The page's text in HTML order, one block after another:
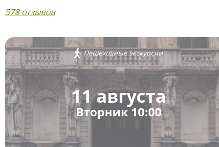
578 отзывов
Пешеходные экскурсии
11 августа
Вторник 10:00